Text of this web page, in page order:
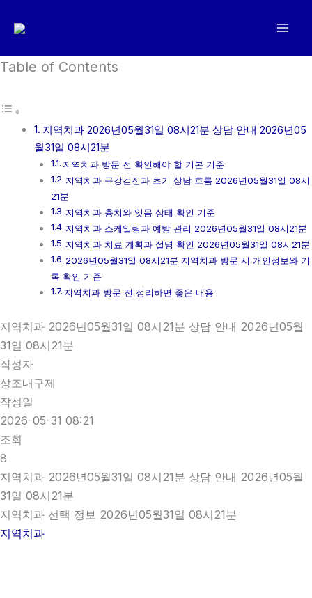
로
너
Table of Contents
지역치과 2026년05월31일 08시21분 상담 안내 2026년05
월31일 08시21분
지역치과 방문 전 확인해야 할 기본 기준
지역치과 구강검진과 초기 상담 흐름 2026년05월31일 08시
21분
지역치과 충치와 잇몸 상태 확인 기준
지역치과 스케일링과 예방 관리 2026년05월31일 08시21분
지역치과 치료 계획과 설명 확인 2026년05월31일 08시21분
2026년05월31일 08시21분 지역치과 방문 시 개인정보와 기
록 확인 기준
지역치과 방문 전 정리하면 좋은 내용
지역치과 2026년05월31일 08시21분 상담 안내 2026년05월
31일 08시21분
작성자
상조내구제
작성일
2026-05-31 08:21
조회
8
지역치과 2026년05월31일 08시21분 상담 안내 2026년05월
31일 08시21분
지역치과 선택 정보 2026년05월31일 08시21분
지역치과